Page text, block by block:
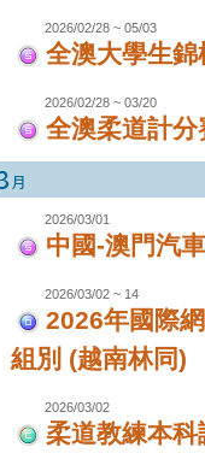
2026/02/28 ~ 05/03
全澳大學生
2026/02/28 ~ 03/20
全澳柔道計分
2026/03/01
中國-澳門汽
2026/03/02 ~ 14
2026年國際
組別 (越南林同)
2026/03/02
柔道教練本科